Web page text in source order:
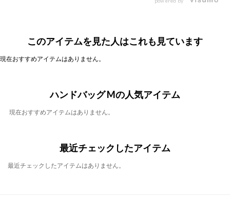
このアイテムを見た人はこれも見ています
現在おすすめアイテムはありません。
ハンドバッグ Mの人気アイテム
現在おすすめアイテムはありません。
最近チェックしたアイテム
最近チェックしたアイテムはありません。